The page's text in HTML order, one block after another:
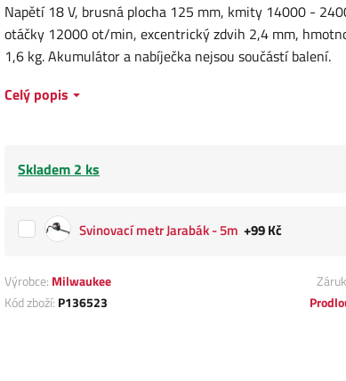
Napětí 18 V, brusná plocha 125 mm, kmity 14000 -
otáčky 12000 ot/min, excentrický zdvih 2,4 mm,
1,6 kg. Akumulátor a nabíječka nejsou součástí balení.
Celý popis
Skladem 2 ks
Svinovací metr Jarabák - 5m +99 Kč
Výrobce: Milwaukee
Kód zboží: P136523